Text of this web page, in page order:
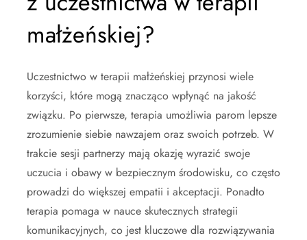
małżeńskiej?
Uczestnictwo w terapii małżeńskiej przynosi wiele
korzyści, które mogą znacząco wpłynąć na jakość
związku. Po pierwsze, terapia umożliwia parom lepsze
zrozumienie siebie nawzajem oraz swoich potrzeb. W
trakcie sesji partnerzy mają okazję wyrazić swoje
uczucia i obawy w bezpiecznym środowisku, co często
prowadzi do większej empatii i akceptacji. Ponadto
terapia pomaga w nauce skutecznych strategii
komunikacyjnych, co jest kluczowe dla rozwiązywania